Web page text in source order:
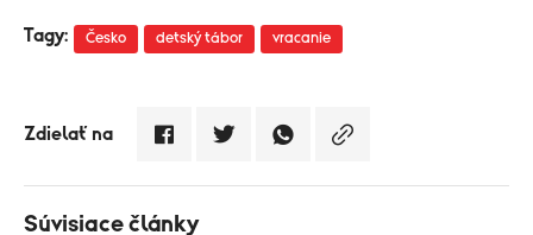
Tagy: Česko detský tábor vracanie
Zdielať na
Súvisiace články